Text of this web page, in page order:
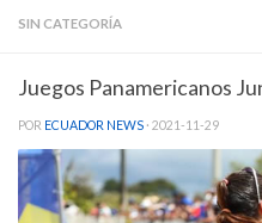
SIN CATEGORÍA
Juegos Panamericanos
POR ECUADOR NEWS · 2021-11-29